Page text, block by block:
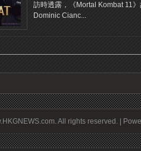
訪時透露，《Mortal Kombat 11
Dominic Cianc...
All rights reserved. |